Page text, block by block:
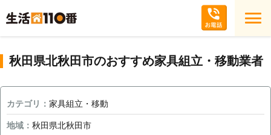
秋田県北秋田市のおすすめ家具組立・移動業者
カテゴリ： 家具組立・移動
地域： 秋田県北秋田市